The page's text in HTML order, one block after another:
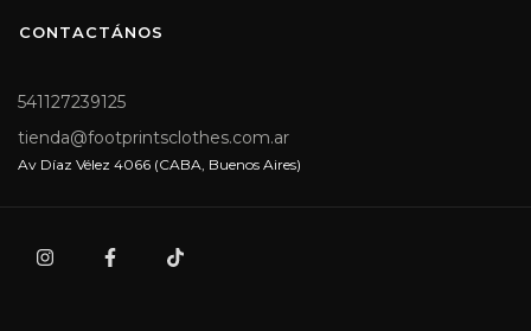
CONTACTÁNOS
541127239125
tienda@footprintsclothes.com.ar
Av Díaz Vélez 4066 (CABA, Buenos Aires)